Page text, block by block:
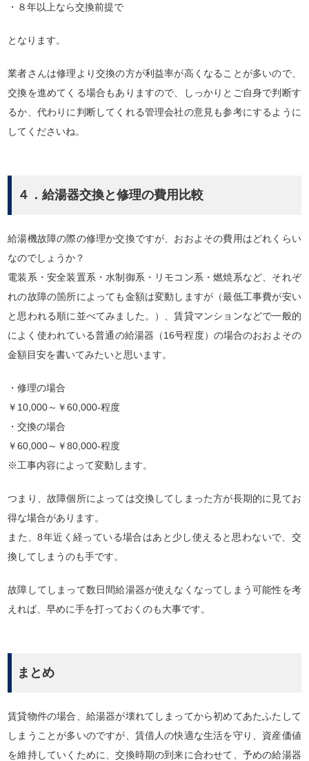
・８年以上なら交換前提で
となります。
業者さんは修理より交換の方が利益率が高くなることが多いので、
交換を進めてくる場合もありますので、しっかりとご自身で判断す
るか、代わりに判断してくれる管理会社の意見も参考にするように
してくださいね。
４．給湯器交換と修理の費用比較
給湯機故障の際の修理か交換ですが、おおよその費用はどれくらい
なのでしょうか？
電装系・安全装置系・水制御系・リモコン系・燃焼系など、それぞ
れの故障の箇所によっても金額は変動しますが（最低工事費が安い
と思われる順に並べてみました。）、賃貸マンションなどで一般的
によく使われている普通の給湯器（16号程度）の場合のおおよその
金額目安を書いてみたいと思います。
・修理の場合
￥10,000～￥60,000-程度
・交換の場合
￥60,000～￥80,000-程度
※工事内容によって変動します。
つまり、故障個所によっては交換してしまった方が長期的に見てお
得な場合があります。
また、8年近く経っている場合はあと少し使えると思わないで、交
換してしまうのも手です。
故障してしまって数日間給湯器が使えなくなってしまう可能性を考
えれば、早めに手を打っておくのも大事です。
まとめ
賃貸物件の場合、給湯器が壊れてしまってから初めてあたふたして
しまうことが多いのですが、賃借人の快適な生活を守り、資産価値
を維持していくために、交換時期の到来に合わせて、予めの給湯器